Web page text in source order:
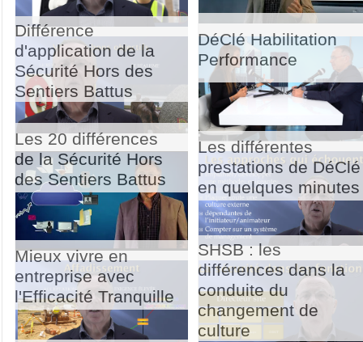
Différence
d'application de la
Sécurité Hors des
Sentiers Battus
DéClé Habilitation
Performance
Les 20 différences
de la Sécurité Hors
des Sentiers Battus
Les différentes
prestations de DéClé
en quelques minutes
Mieux vivre en
entreprise avec
l'Efficacité Tranquille
SHSB : les
différences dans la
conduite du
changement de
culture